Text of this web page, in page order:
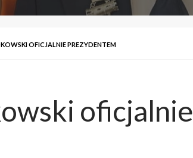
OFICJALNIE PREZYDENTEM
oficjalnie